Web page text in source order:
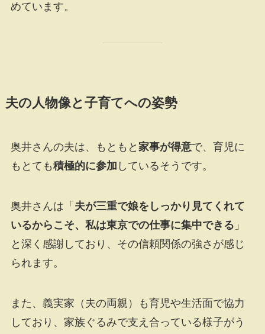
めています。
夫の人物像と子育てへの姿勢
奥井さんの夫は、もともと 家事が得意で、育児に
もとても積極的に参加 しているそうです。
奥井さんは「 夫が三重で娘をしっかり見てくれて
いるからこそ、私は東京での仕事に集中できる 」
と深く感謝しており、その信頼関係の強さが感じ
られます。
また、義実家（夫の両親）も育児や生活面で協力
しており、家族ぐるみで支え合っている様子がう